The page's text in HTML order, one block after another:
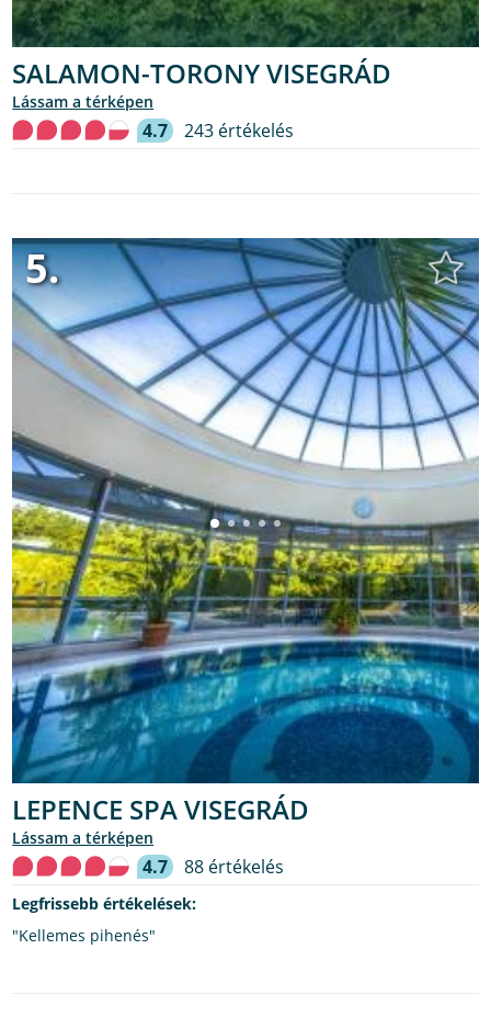
SALAMON-TORONY VISEGRÁD
lássam a térképen
4.7 243 értékelés
5.
LEPENCE SPA VISEGRÁD
lássam a térképen
4.7 88 értékelés
Legfrissebb értékelések:
"Kellemes pihenés"